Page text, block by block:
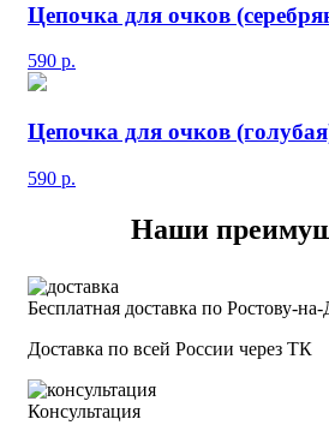
Цепочка для очков
590 р.
Цепочка для очков
590 р.
Наши
Бесплатная доставка по Ростову-
Доставка по всей России через ТК
Консультация